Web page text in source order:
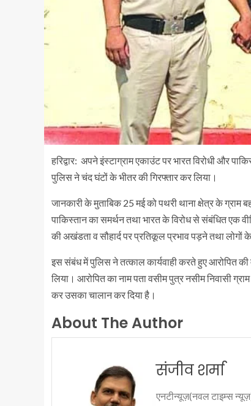
हरिद्वार: अपने इंस्टाग्राम एकाउंट पर भारत विरोधी और
पुलिस ने चंद घंटों के भीतर की गिरफ्तार कर लिया।
जानकारी के मुताबिक 25 मई को पथरी थाना क्षेत्र के ग्राम
पाकिस्तान का समर्थन तथा भारत के विरोध से संबंधित एक
की अखंडता व सौहार्द पर प्रतिकूल प्रभाव पड़ने तथा लोगों के
इस संबंध में पुलिस ने तत्काल कार्यवाही करते हुए आरोपित
लिया। आरोपित का नाम पता वसीम पुत्र नसीम निवासी
कर उसका चालान कर दिया है।
About The Author
संजीव शर्मा
एनटीन्यूज़(नवल टाइम्स न्यूज़)